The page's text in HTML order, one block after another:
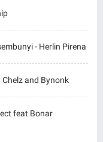
- Herlin Pirena
and Bynonk
feat Bonar